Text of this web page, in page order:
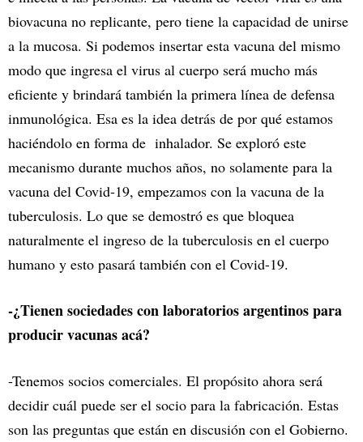
biovacuna no replicante, pero tiene la capacidad de unirse
a la mucosa. Si podemos insertar esta vacuna del mismo
modo que ingresa el virus al cuerpo será mucho más
eficiente y brindará también la primera línea de defensa
inmunológica. Esa es la idea detrás de por qué estamos
haciéndolo en forma de inhalador. Se exploró este
mecanismo durante muchos años, no solamente para la
vacuna del Covid-19, empezamos con la vacuna de la
tuberculosis. Lo que se demostró es que bloquea
naturalmente el ingreso de la tuberculosis en el cuerpo
humano y esto pasará también con el Covid-19.
-¿Tienen sociedades con laboratorios argentinos para
producir vacunas acá?
-Tenemos socios comerciales. El propósito ahora será
decidir cuál puede ser el socio para la fabricación. Estas
son las preguntas que están en discusión con el Gobierno.